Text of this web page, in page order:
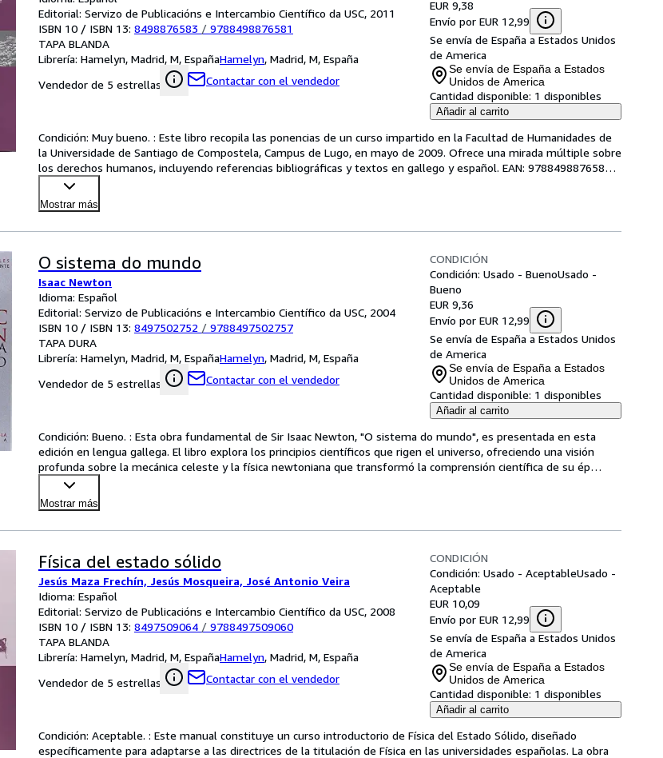
Editorial: Servizo de Publicacións e Intercambio Científico da USC, 2011
ISBN 10 / ISBN 13: 8498876583 / 9788498876581
TAPA BLANDA
Librería: Hamelyn, Madrid, M, EspañaHamelyn, Madrid, M, España
Vendedor de 5 estrellas
Contactar con el vendedor
EUR 9,38
Envío por EUR 12,99
Se envía de España a Estados Unidos
de America
Se envía de España a Estados
Unidos de America
Cantidad disponible: 1 disponibles
Añadir al carrito
Condición: Muy bueno. : Este libro recopila las ponencias de un curso impartido en la Facultad de Humanidades de
la Universidade de Santiago de Compostela, Campus de Lugo, en mayo de 2009. Ofrece una mirada múltiple sobre
los derechos humanos, incluyendo referencias bibliográficas y textos en gallego y español. EAN: 978849887658…
Mostrar más
O sistema do mundo
Isaac Newton
Idioma: Español
Editorial: Servizo de Publicacións e Intercambio Científico da USC, 2004
ISBN 10 / ISBN 13: 8497502752 / 9788497502757
TAPA DURA
Librería: Hamelyn, Madrid, M, EspañaHamelyn, Madrid, M, España
Vendedor de 5 estrellas
Contactar con el vendedor
CONDICIÓN
Condición: Usado - BuenoUsado -
Bueno
EUR 9,36
Envío por EUR 12,99
Se envía de España a Estados Unidos
de America
Se envía de España a Estados
Unidos de America
Cantidad disponible: 1 disponibles
Añadir al carrito
Condición: Bueno. : Esta obra fundamental de Sir Isaac Newton, "O sistema do mundo", es presentada en esta
edición en lengua gallega. El libro explora los principios científicos que rigen el universo, ofreciendo una visión
profunda sobre la mecánica celeste y la física newtoniana que transformó la comprensión científica de su ép…
Mostrar más
Física del estado sólido
Jesús Maza Frechín, Jesús Mosqueira, José Antonio Veira
Idioma: Español
Editorial: Servizo de Publicacións e Intercambio Científico da USC, 2008
ISBN 10 / ISBN 13: 8497509064 / 9788497509060
TAPA BLANDA
Librería: Hamelyn, Madrid, M, EspañaHamelyn, Madrid, M, España
Vendedor de 5 estrellas
Contactar con el vendedor
CONDICIÓN
Condición: Usado - AceptableUsado -
Aceptable
EUR 10,09
Envío por EUR 12,99
Se envía de España a Estados Unidos
de America
Se envía de España a Estados
Unidos de America
Cantidad disponible: 1 disponibles
Añadir al carrito
Condición: Aceptable. : Este manual constituye un curso introductorio de Física del Estado Sólido, diseñado
específicamente para adaptarse a las directrices de la titulación de Física en las universidades españolas. La obra